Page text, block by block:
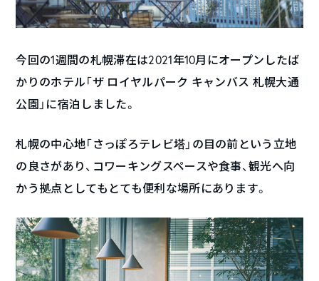
今回の1週間の札幌滞在は2021年10月にオープンしたば
かりのホテル「ザ ロイヤルパーク キャンバス 札幌大通
公園」に宿泊しました。
札幌の中心地「さっぽろテレビ塔」の目の前という立地
の良さがあり、コワーキングスペースや食事、観光へ向
かう拠点としてもとても便利な場所にあります。